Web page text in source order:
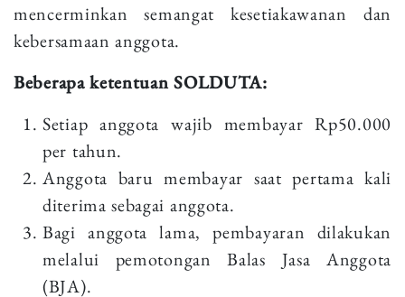
mencerminkan semangat kesetiakawanan dan
kebersamaan anggota.
Beberapa ketentuan SOLDUTA:
Setiap anggota wajib membayar Rp50.000
per tahun.
Anggota baru membayar saat pertama kali
diterima sebagai anggota.
Bagi anggota lama, pembayaran dilakukan
melalui pemotongan Balas Jasa Anggota
(BJA).